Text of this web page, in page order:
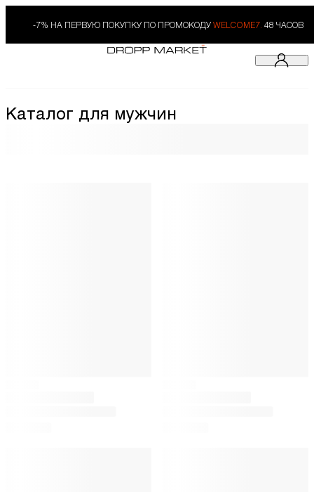
-7% НА ПЕРВУЮ ПОКУПКУ ПО ПРОМОКОДУ WELCOME7. 48 ЧАСОВ
Каталог для мужчин